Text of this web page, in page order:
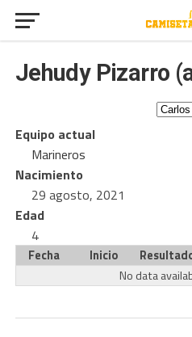
Jehudy Pizarro
Equipo actual
Marineros
Nacimiento
29 agosto, 2021
Edad
4
Fecha Inicio
No data